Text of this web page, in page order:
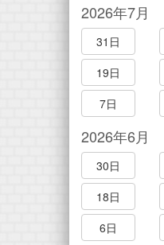
2026年7月
31日
19日
7日
2026年6月
30日
18日
6日